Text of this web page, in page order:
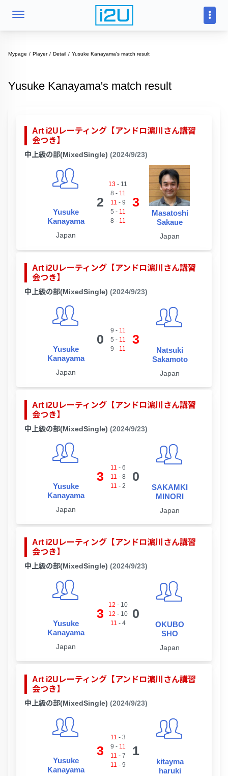
Mypage Player Detail Yusuke Kanayama's match result
Yusuke Kanayama's match result
Art i2Uレーティング【アンドロ濵川さん講習
会つき】
中上級の部(MixedSingle) (2024/9/23)
Yusuke
Kanayama
Japan
2
13 - 11
8 - 11
11 - 9
5 - 11
8 - 11
3
Masatoshi
Sakaue
Japan
Art i2Uレーティング【アンドロ濵川さん講習
会つき】
中上級の部(MixedSingle) (2024/9/23)
Yusuke
Kanayama
Japan
0
9 - 11
5 - 11
9 - 11
3
Natsuki
Sakamoto
Japan
Art i2Uレーティング【アンドロ濵川さん講習
会つき】
中上級の部(MixedSingle) (2024/9/23)
Yusuke
Kanayama
Japan
3
11 - 6
11 - 8
11 - 2
0
SAKAMKI
MINORI
Japan
Art i2Uレーティング【アンドロ濵川さん講習
会つき】
中上級の部(MixedSingle) (2024/9/23)
Yusuke
Kanayama
Japan
3
12 - 10
12 - 10
11 - 4
0
OKUBO
SHO
Japan
Art i2Uレーティング【アンドロ濵川さん講習
会つき】
中上級の部(MixedSingle) (2024/9/23)
Yusuke
Kanayama
3
11 - 3
9 - 11
11 - 7
11 - 9
1
kitayma
haruki